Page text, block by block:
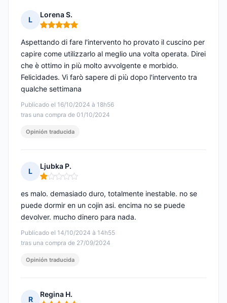
L
Lorena S.
Nota: 5 de 5
Publicado el 16/10/2024 à 18h56
tras una compra de 01/10/2024
Aspettando di fare l'intervento ho provato il cuscino per
capire come utilizzarlo al meglio una volta operata. Direi
che è ottimo in più molto avvolgente e morbido.
Felicidades. Vi farò sapere di più dopo l'intervento tra
qualche settimana
Opinión traducida
L
Ljubka P.
Nota: 1 de 5
Publicado el 14/10/2024 à 14h55
tras una compra de 27/09/2024
es malo. demasiado duro, totalmente inestable. no se
puede dormir en un cojin asi. encima no se puede
devolver. mucho dinero para nada.
Opinión traducida
R
Regina H.